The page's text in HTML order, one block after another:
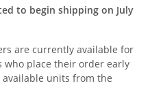
to begin shipping on July
are currently available for
who place their order early
units from the